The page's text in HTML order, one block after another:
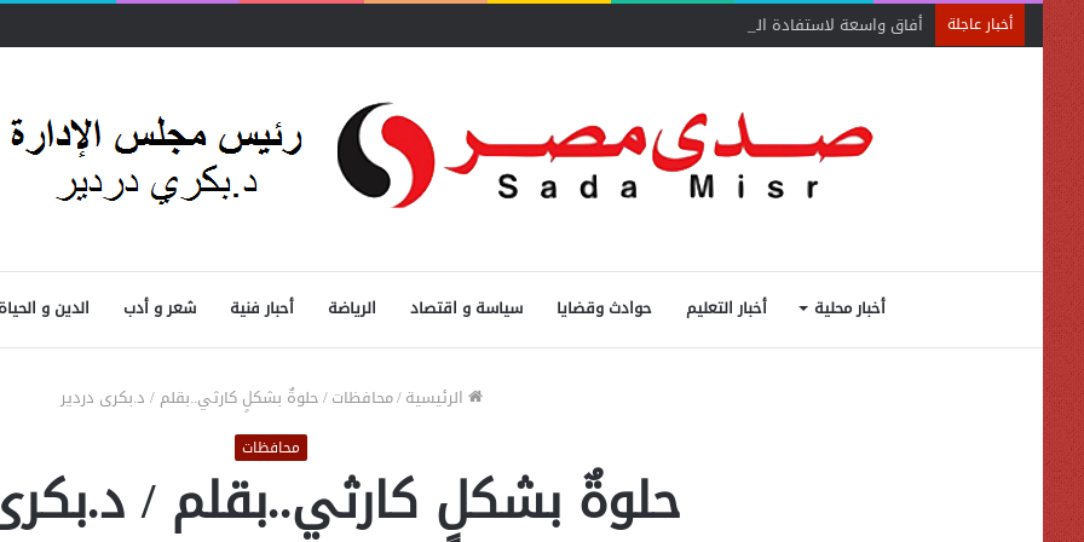
أخبار عاجلة أفاق واسعة لاستفادة المغتربين من الأنشطة المالية غير المصرفية
أخبار محلية أخبار التعليم حوادث وقضايا سياسة و اقتصاد الرياضة أحبار فنية شعر و أدب الدين و الحياة
الرئيسية/محافظات/حلوةٌ بشكلٍ كارثي..بقلم / د.بكرى دردير
محافظات
حلوةٌ بشكلٍ كارثي..بقلم /